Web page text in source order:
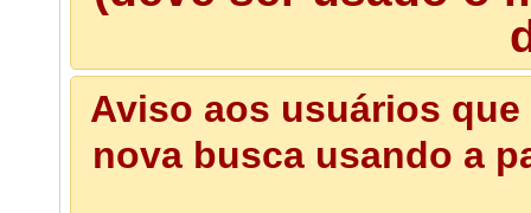
Aviso aos usuários
nova busca usando a